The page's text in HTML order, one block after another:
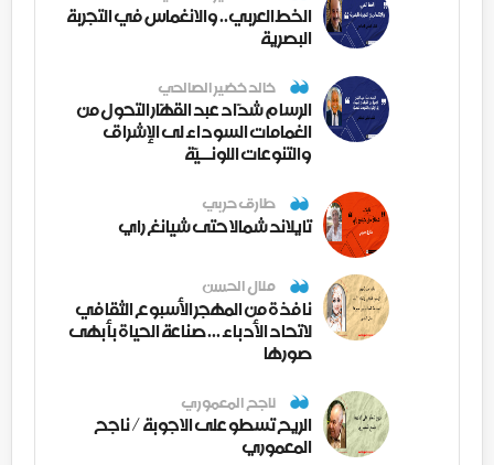
الخط العربي.. والانغماس في التجربة
البصرية
خالد خضير الصالحي
الرسام شدّاد عبد القهّار التحول من
الغمامات السوداء لى الإشراق
والتنوعات اللونــيّة
طارق حربي
تايلاند شمالا حتى شيانغ راي
منال الحسن
نافذة من المهجر الأسبوع الثقافي
لاتحاد الأدباء ... صناعة الحياة بأبهى
صورها
ناجح المعموري
الريح تسطو على الاجوبة / ناجح
المعموري